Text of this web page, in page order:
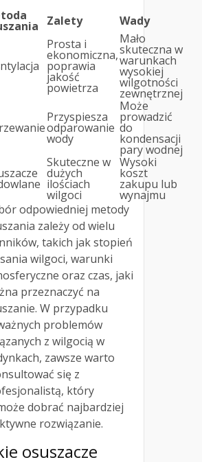
Zalety Wady
Prosta i
ekonomiczna,
poprawia
jakość
powietrza
Mało
skuteczna w
warunkach
wysokiej
wilgotności
zewnętrznej
Przyspiesza
odparowanie
wody
Może
prowadzić
do
kondensacji
pary wodnej
Skuteczne w
dużych
ilościach
wilgoci
Wysoki
koszt
zakupu lub
wynajmu
odpowiedniej metody
zależy od wielu
takich jak stopień
wilgoci, warunki
oraz czas, jaki
przeznaczyć na
W przypadku
problemów
z wilgocią w
zawsze warto
się z
który
dobrać najbardziej
rozwiązanie.
osuszacze